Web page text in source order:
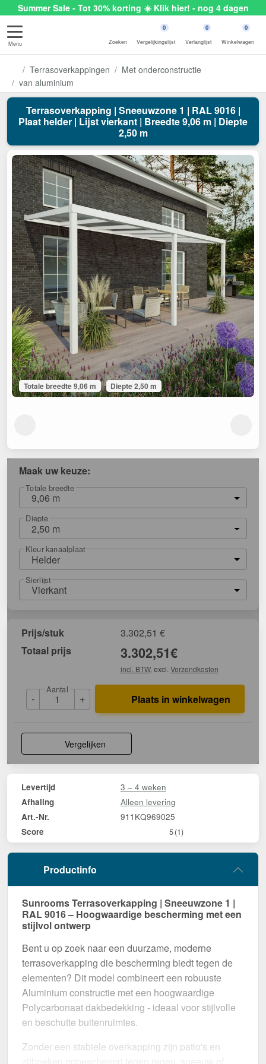
Summer Sale - Tot 30% korting ☀️ Klik hier! - nog 4 dagen
Menu Zoeken
0
Vergelijkingslijst
0
Verlanglijst
0
Winkelwagen
Terrasoverkappingen
Met onderconstructie
van aluminium
Terrasoverkapping | Sneeuwzone 1 | RAL 9016 |
Plaat helder | Lijst vierkant | Breedte 9,06 m | Diepte
2,50 m
Totale breedte 9,06 m Diepte 2,50 m
Maak uw keuze:
Totale breedte
9,06 m
Diepte
2,50 m
Kleur kanaalplaat
Helder
Sierlijst
Vierkant
Prijs/stuk 3.302,51 €
Totaal prijs
3.302,51€
incl. BTW, excl. Verzendkosten
-
Aantal
+ Plaats in winkelwagen
Vergelijken
Levertijd 3 – 4 weken
Afhaling Alleen levering
Art.-Nr. 911KQ969025
Score 5(1)
Productinfo
Sunrooms Terrasoverkapping | Sneeuwzone 1 |
RAL 9016 – Hoogwaardige bescherming met een
stijlvol ontwerp
Bent u op zoek naar een duurzame, moderne
terrasoverkapping die bescherming biedt tegen de
elementen? Dit model combineert een robuuste
Aluminium constructie met een hoogwaardige
Polycarbonaat dakbedekking - ideaal voor stijlvolle
en beschutte buitenruimtes.
Zonder een stabiele overkapping zijn patio's en